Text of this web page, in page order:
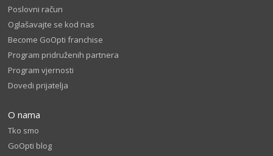
Poslovni račun
Oglašavajte se kod nas
Become GoOpti franchise
Program pridruženih partnera
Program vjernosti
Dovedi prijatelja
O nama
Tko smo
GoOpti blog